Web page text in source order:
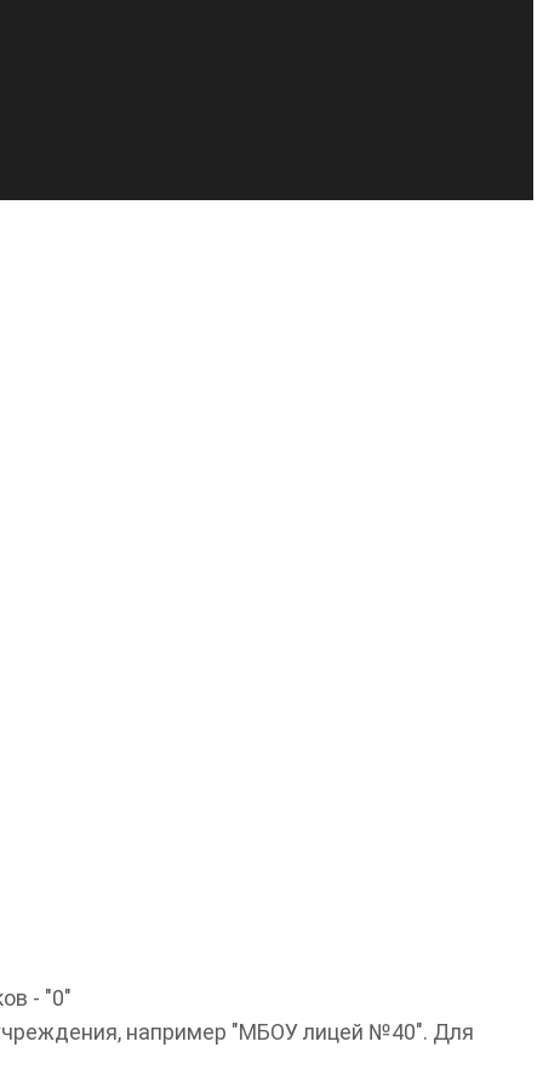
- "0"
например "МБОУ лицей №40". Для